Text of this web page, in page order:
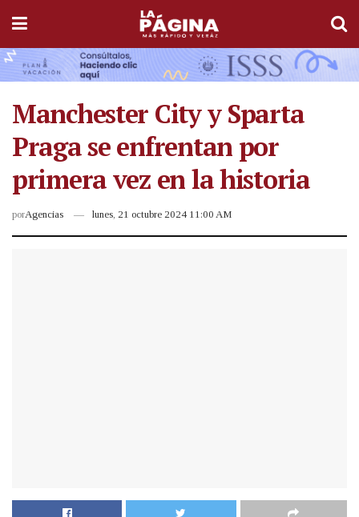
Manchester City y Sparta
Praga se enfrentan por
primera vez en la historia
porAgencias lunes, 21 octubre 2024 11:00 AM